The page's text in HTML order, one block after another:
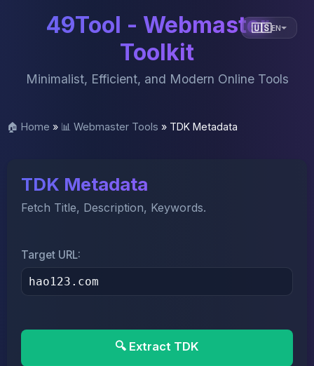
🇺🇸EN
49Tool - Webmaster
Toolkit
Minimalist, Efficient, and Modern Online Tools
🏠 Home » 📊 Webmaster Tools » TDK Metadata
TDK Metadata
Fetch Title, Description, Keywords.
Target URL:
🔍 Extract TDK